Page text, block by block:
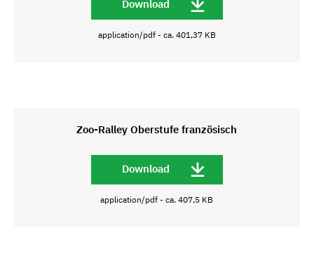
Download
application/pdf - ca. 401,37 KB
Zoo-Ralley Oberstufe französisch
Download
application/pdf - ca. 407,5 KB